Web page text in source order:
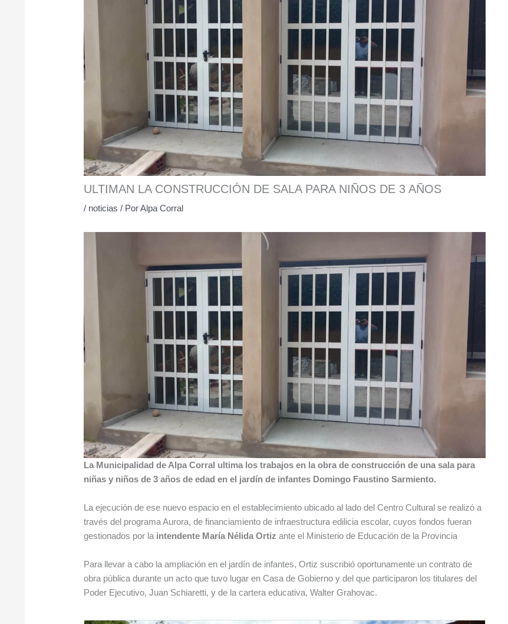
ULTIMAN LA CONSTRUCCIÓN DE SALA PARA NIÑOS DE 3 AÑOS
/ noticias / PorAlpa Corral
La Municipalidad de Alpa Corral ultima los trabajos en la obra de construcción de una sala para
niñas y niños de 3 años de edad en el jardín de infantes Domingo Faustino Sarmiento.
La ejecución de ese nuevo espacio en el establecimiento ubicado al lado del Centro Cultural se realizó a
través del programa Aurora, de financiamiento de infraestructura edilicia escolar, cuyos fondos fueran
gestionados por la intendente María Nélida Ortiz ante el Ministerio de Educación de la Provincia
Para llevar a cabo la ampliación en el jardín de infantes, Ortiz suscribió oportunamente un contrato de
obra pública durante un acto que tuvo lugar en Casa de Gobierno y del que participaron los titulares del
Poder Ejecutivo, Juan Schiaretti, y de la cartera educativa, Walter Grahovac.